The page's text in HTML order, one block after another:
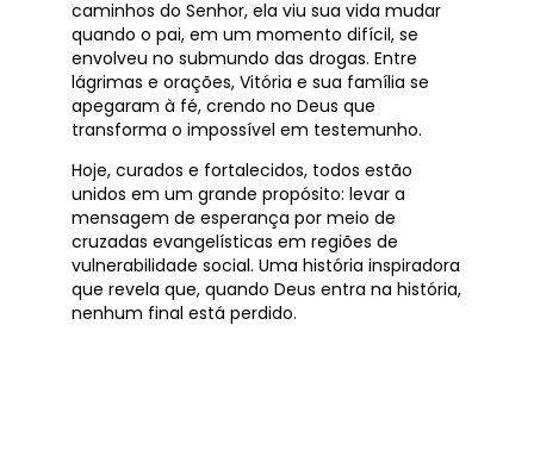
caminhos do Senhor, ela viu sua vida mudar
quando o pai, em um momento difícil, se
envolveu no submundo das drogas. Entre
lágrimas e orações, Vitória e sua família se
apegaram à fé, crendo no Deus que
transforma o impossível em testemunho.
Hoje, curados e fortalecidos, todos estão
unidos em um grande propósito: levar a
mensagem de esperança por meio de
cruzadas evangelísticas em regiões de
vulnerabilidade social. Uma história inspiradora
que revela que, quando Deus entra na história,
nenhum final está perdido.